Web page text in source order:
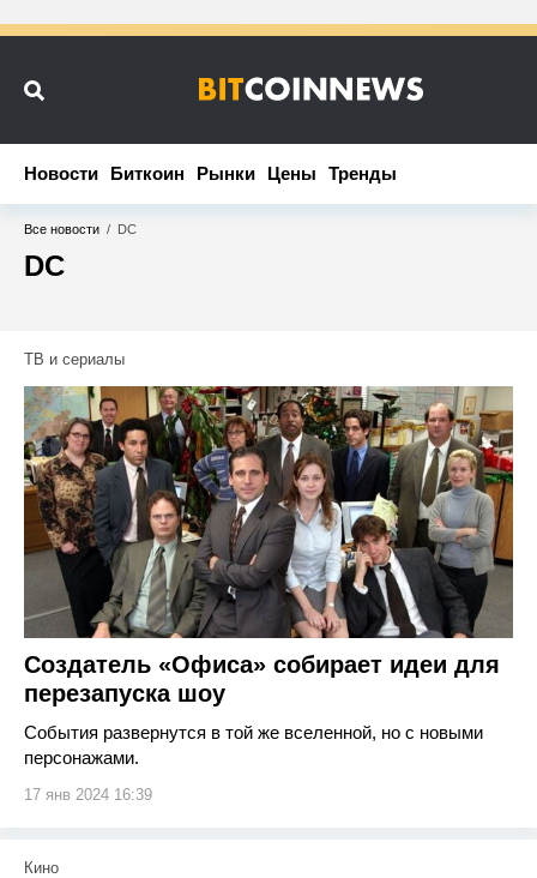
Новости Биткоин Рынки Цены Тренды
Новости Биткоин Рынки Цены Тренды
Все новости / DC
DC
ТВ и сериалы
Создатель «Офиса» собирает идеи для
перезапуска шоу
События развернутся в той же вселенной, но с новыми
персонажами.
17 янв 2024 16:39
Кино